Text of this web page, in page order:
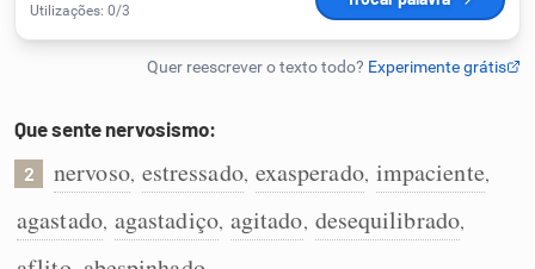
Caça-palavras
Que sente nervosismo:
2 nervoso, estressado, exasperado, impaciente,
agastado, agastadiço, agitado, desequilibrado,